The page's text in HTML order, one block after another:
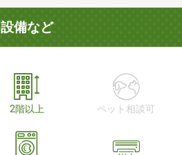
設備など
2階以上 ペット相談可